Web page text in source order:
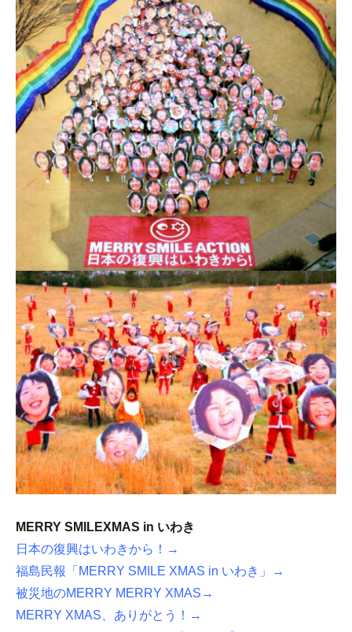
MERRY SMILEXMAS in いわき
日本の復興はいわきから！→
福島民報「MERRY SMILE XMAS in いわき」→
被災地のMERRY MERRY XMAS →
MERRY XMAS、ありがとう！→